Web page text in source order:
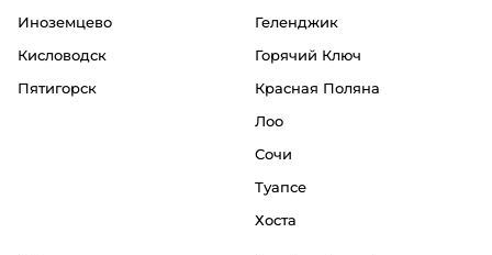
Иноземцево
Кисловодск
Пятигорск
Геленджик
Горячий Ключ
Красная Поляна
Лоо
Сочи
Туапсе
Хоста